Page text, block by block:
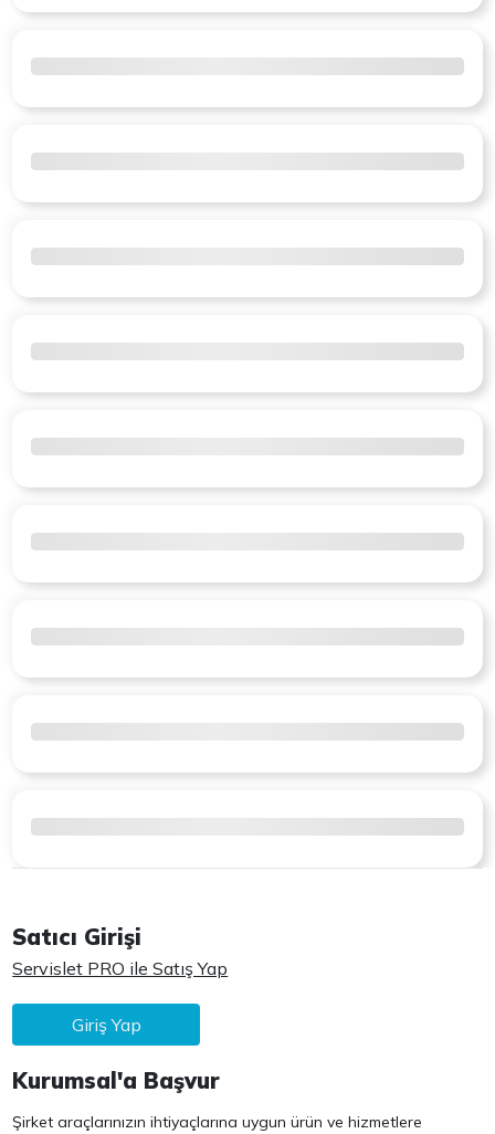
Satıcı Girişi
Servislet PRO ile Satış Yap
Giriş Yap
Kurumsal'a Başvur
Şirket araçlarınızın ihtiyaçlarına uygun ürün ve hizmetlere